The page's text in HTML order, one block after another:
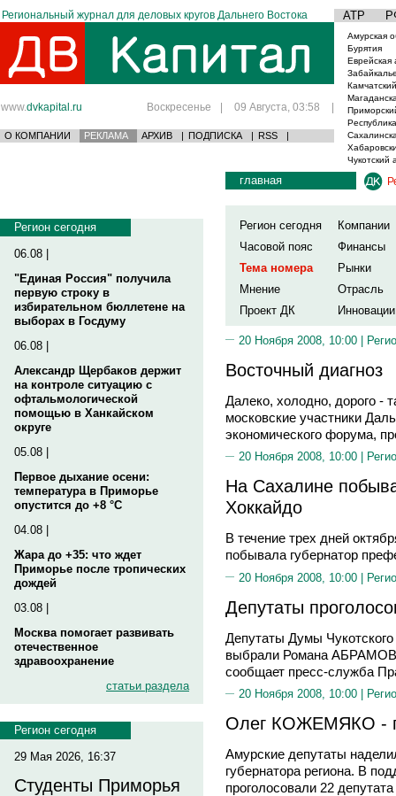
Региональный журнал для деловых кругов Дальнего Востока АТР
www.dvkapital.ru Воскресенье | 09 Августа, 03:58 |
О КОМПАНИИ РЕКЛАМА АРХИВ | ПОДПИСКА | RSS |
Амурская
Бурятия
Еврейская
Чукотский
Регион сегодня
06.08 |
"Единая Россия" получила
первую строку в
избирательном бюллетене на
выборах в Госдуму
06.08 |
Александр Щербаков держит
на контроле ситуацию с
офтальмологической
помощью в Ханкайском
округе
05.08 |
Первое дыхание осени:
температура в Приморье
опустится до +8 °C
04.08 |
Жара до +35: что ждет
Приморье после тропических
дождей
03.08 |
Москва помогает развивать
отечественное
здравоохранение
статьи раздела
Регион сегодня
29 Мая 2026, 16:37
Студенты Приморья
главная
Регион сегодня
Компании
Часовой пояс
Финансы
Тема номера
Рынки
Мнение
Отрасль
Проект ДК
Инновации
20 Ноября 2008, 10:00 |
Восточный диагноз
Далеко, холодно, дорого -
московские участники
экономического форума,
20 Ноября 2008, 10:00 |
На Сахалине
Хоккайдо
В течение трех дней
побывала губернатор
20 Ноября 2008, 10:00 |
Депутаты
Депутаты Думы Чукотского
выбрали Романа
сообщает пресс-служба
20 Ноября 2008, 10:00 |
Олег КОЖЕМЯКО -
Амурские депутаты
губернатора региона. В
проголосовали 22